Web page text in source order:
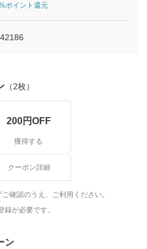
ポイント還元
（2枚）
200円OFF
獲得する
クーポン詳細
ご確認のうえ、ご利用ください。
が必要です。
ン